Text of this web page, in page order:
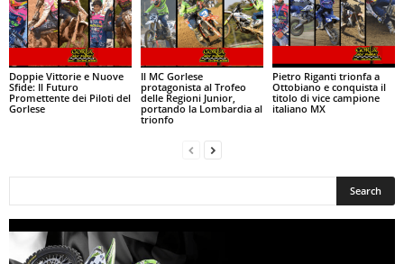
Doppie Vittorie e Nuove
Sfide: Il Futuro
Promettente dei Piloti del
Gorlese
Il MC Gorlese
protagonista al Trofeo
delle Regioni Junior,
portando la Lombardia al
trionfo
Pietro Riganti trionfa a
Ottobiano e conquista il
titolo di vice campione
italiano MX